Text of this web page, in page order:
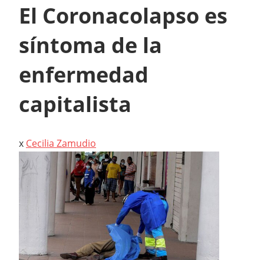
El Coronacolapso es
síntoma de la
enfermedad
capitalista
x Cecilia Zamudio